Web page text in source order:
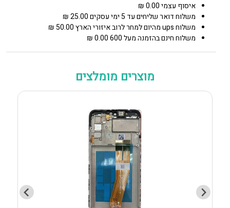
איסוף עצמי 0.00 ₪
משלוח דואר שליחים עד 5 ימי עסקים 25.00 ₪
משלוח ups מהיום למחר לרוב איזורי הארץ 50.00 ₪
משלוח חינם בהזמנה מעל 600 0.00 ₪
מוצרים מומלצים